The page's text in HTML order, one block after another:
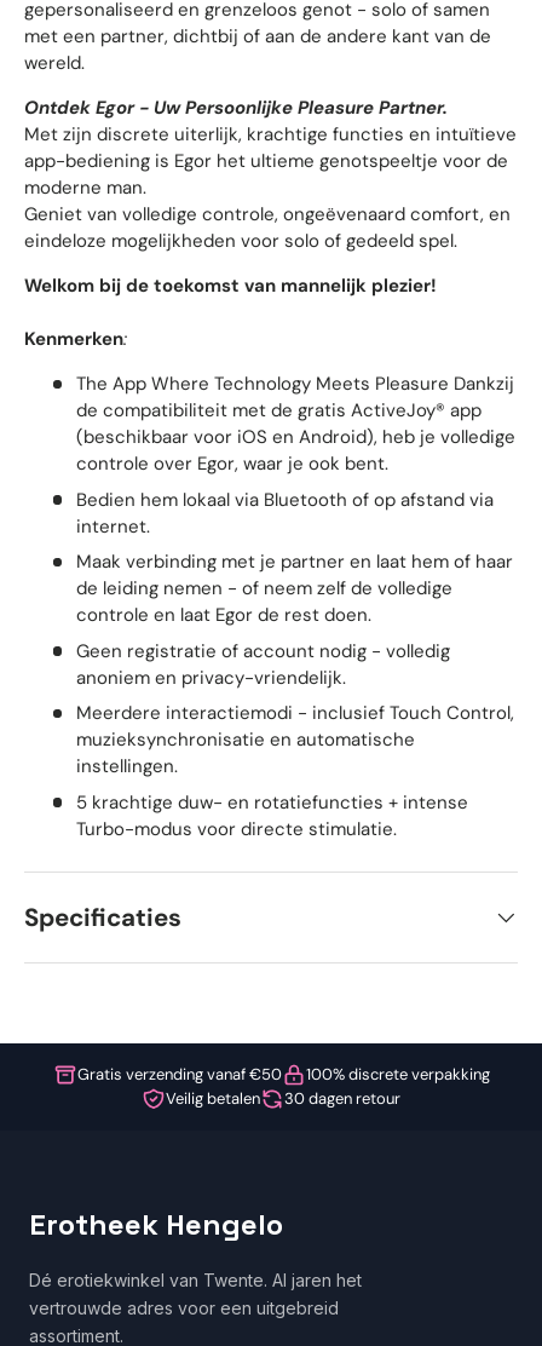
gepersonaliseerd en grenzeloos genot - solo of samen
met een partner, dichtbij of aan de andere kant van de
wereld.
Ontdek Egor - Uw Persoonlijke Pleasure Partner.
Met zijn discrete uiterlijk, krachtige functies en intuïtieve
app-bediening is Egor het ultieme genotspeeltje voor de
moderne man.
Geniet van volledige controle, ongeëvenaard comfort, en
eindeloze mogelijkheden voor solo of gedeeld spel.
Welkom bij de toekomst van mannelijk plezier!
Kenmerken:
The App Where Technology Meets Pleasure Dankzij
de compatibiliteit met de gratis ActiveJoy® app
(beschikbaar voor iOS en Android), heb je volledige
controle over Egor, waar je ook bent.
Bedien hem lokaal via Bluetooth of op afstand via
internet.
Maak verbinding met je partner en laat hem of haar
de leiding nemen - of neem zelf de volledige
controle en laat Egor de rest doen.
Geen registratie of account nodig - volledig
anoniem en privacy-vriendelijk.
Meerdere interactiemodi - inclusief Touch Control,
muzieksynchronisatie en automatische
instellingen.
5 krachtige duw- en rotatiefuncties + intense
Turbo-modus voor directe stimulatie.
Specificaties
Gratis verzending vanaf €50
100% discrete verpakking
Veilig betalen
30 dagen retour
Erotheek Hengelo
Dé erotiekwinkel van Twente. Al jaren het
vertrouwde adres voor een uitgebreid
assortiment.